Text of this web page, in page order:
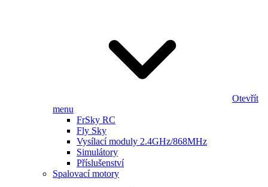
Otevřít
menu
FrSky RC
Fly Sky
Vysílací moduly 2.4GHz/868MHz
Simulátory
Příslušenství
Spalovací motory